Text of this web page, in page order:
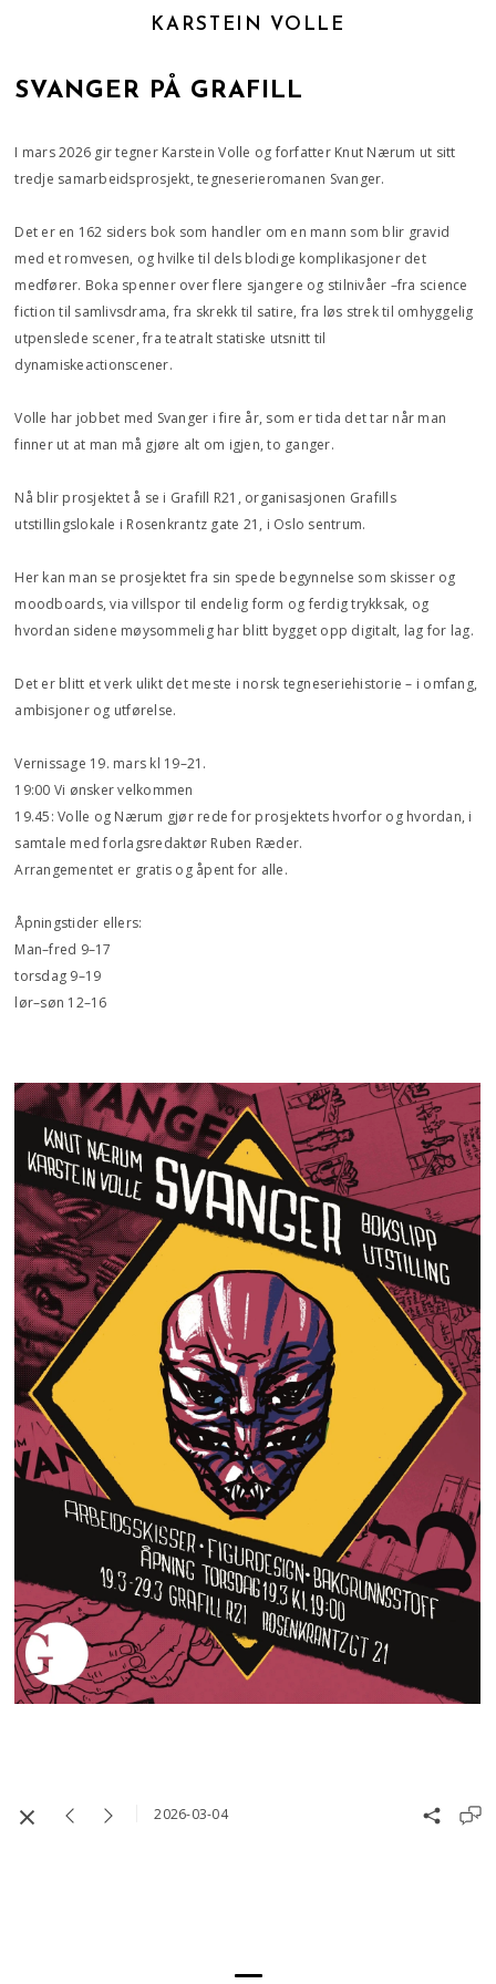
KARSTEIN VOLLE
SVANGER PÅ GRAFILL
I mars 2026 gir tegner Karstein Volle og forfatter Knut Nærum ut sitt
tredje samarbeidsprosjekt, tegneserieromanen Svanger.
Det er en 162 siders bok som handler om en mann som blir gravid
med et romvesen, og hvilke til dels blodige komplikasjoner det
medfører. Boka spenner over flere sjangere og stilnivåer –fra science
fiction til samlivsdrama, fra skrekk til satire, fra løs strek til omhyggelig
utpenslede scener, fra teatralt statiske utsnitt til
dynamiskeactionscener.
Volle har jobbet med Svanger i fire år, som er tida det tar når man
finner ut at man må gjøre alt om igjen, to ganger.
Nå blir prosjektet å se i Grafill R21, organisasjonen Grafills
utstillingslokale i Rosenkrantz gate 21, i Oslo sentrum.
Her kan man se prosjektet fra sin spede begynnelse som skisser og
moodboards, via villspor til endelig form og ferdig trykksak, og
hvordan sidene møysommelig har blitt bygget opp digitalt, lag for lag.
Det er blitt et verk ulikt det meste i norsk tegneseriehistorie – i omfang,
ambisjoner og utførelse.
Vernissage 19. mars kl 19–21.
19:00 Vi ønsker velkommen
19.45: Volle og Nærum gjør rede for prosjektets hvorfor og hvordan, i
samtale med forlagsredaktør Ruben Ræder.
Arrangementet er gratis og åpent for alle.
Åpningstider ellers:
Man–fred 9–17
torsdag 9–19
lør–søn 12–16
2026-03-04